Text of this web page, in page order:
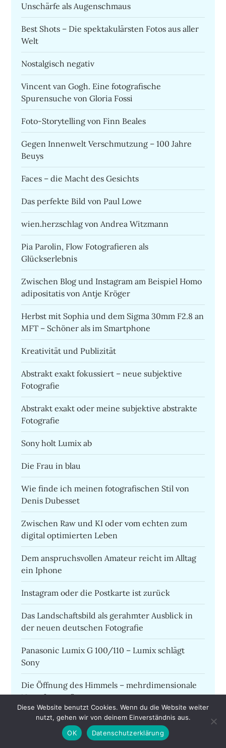
Unschärfe als Augenschmaus
Best Shots – Die spektakulärsten Fotos aus aller
Welt
Nostalgisch negativ
Vincent van Gogh. Eine fotografische
Spurensuche von Gloria Fossi
Foto-Storytelling von Finn Beales
Gegen Innenwelt Verschmutzung – 100 Jahre
Beuys
Faces – die Macht des Gesichts
Das perfekte Bild von Paul Lowe
wien.herzschlag von Andrea Witzmann
Pia Parolin, Flow Fotografieren als
Glückserlebnis
Zwischen Blog und Instagram am Beispiel Homo
adipositatis von Antje Kröger
Herbst mit Sophia und dem Sigma 30mm F2.8 an
MFT – Schöner als im Smartphone
Kreativität und Publizität
Abstrakt exakt fokussiert – neue subjektive
Fotografie
Abstrakt exakt oder meine subjektive abstrakte
Fotografie
Sony holt Lumix ab
Die Frau in blau
Wie finde ich meinen fotografischen Stil von
Denis Dubesset
Zwischen Raw und KI oder vom echten zum
digital optimierten Leben
Dem anspruchsvollen Amateur reicht im Alltag
ein Iphone
Instagram oder die Postkarte ist zurück
Das Landschaftsbild als gerahmter Ausblick in
der neuen deutschen Fotografie
Panasonic Lumix G 100/110 – Lumix schlägt
Sony
Die Öffnung des Himmels – mehrdimensionale
Naturfotografie
Fotokunst mit Baudelaire bis zu Sébastien
Siraudeau oder die Kameralinse als Lichtpinsel
Diese Website benutzt Cookies. Wenn du die Website weiter
nutzt, gehen wir von deinem Einverständnis aus.
OK
Datenschutzerklärung